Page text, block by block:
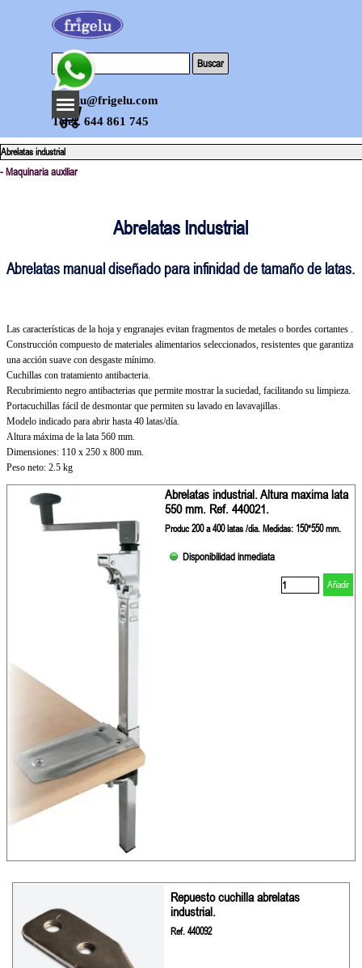
Telef. 644 861 745
frigelu@frigelu.com
Saltar menú
Buscar
Abrelatas industrial
- Maquinaria auxiliar
Abrelatas Industrial
Abrelatas manual diseñado para infinidad de tamaño de latas.
Las características de la hoja y engranajes evitan fragmentos de metales o bordes cortantes .
Construcción compuesto de materiales alimentarios seleccionados, resistentes que garantiza
una acción suave con desgaste mínimo.
Cuchillas con tratamiento antibacteria.
Recubrimiento negro antibacterias que permite mostrar la suciedad, facilitando su limpieza.
Portacuchillas fácil de desmontar que permiten su lavado en lavavajillas.
Modelo indicado para abrir hasta 40 latas/día.
Altura máxima de la lata 560 mm.
Dimensiones: 110 x 250 x 800 mm.
Peso neto: 2.5 kg
Abrelatas industrial. Altura maxima lata
550 mm. Ref. 440021.
Produc 200 a 400 latas /dia. Medidas: 150*550 mm.
Disponibilidad inmediata
Añadir
Repuesto cuchilla abrelatas
industrial.
Ref. 440092